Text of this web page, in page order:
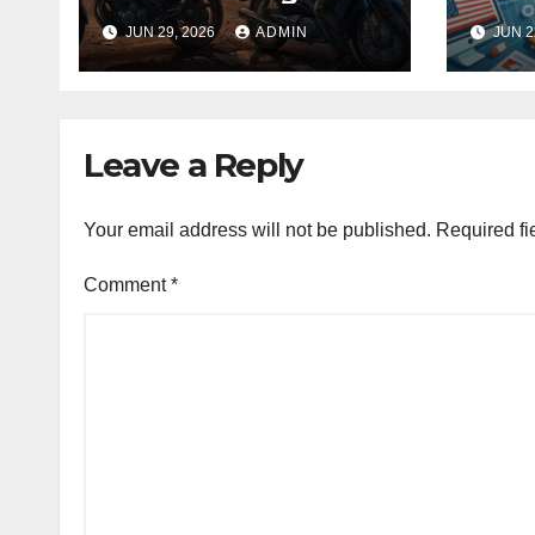
Kondisi Keamanan
Terkini
JUN 29, 2026 ADMIN
dan
JUN
Leave a Reply
Your email address will not be published. Required
Comment*